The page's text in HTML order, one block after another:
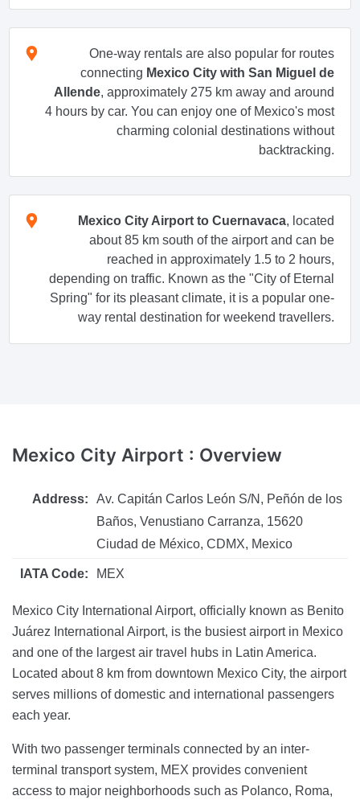
One-way rentals are also popular for routes
connecting Mexico City with San Miguel de
Allende, approximately 275 km away and around
4 hours by car. You can enjoy one of Mexico's most
charming colonial destinations without
backtracking.
Mexico City Airport to Cuernavaca, located
about 85 km south of the airport and can be
reached in approximately 1.5 to 2 hours,
depending on traffic. Known as the "City of Eternal
Spring" for its pleasant climate, it is a popular one-
way rental destination for weekend travellers.
Mexico City Airport : Overview
Address:
Av. Capitán Carlos León S/N, Peñón de los
Baños, Venustiano Carranza, 15620
Ciudad de México, CDMX, Mexico
IATA Code: MEX
Mexico City International Airport, officially known as Benito
Juárez International Airport, is the busiest airport in Mexico
and one of the largest air travel hubs in Latin America.
Located about 8 km from downtown Mexico City, the airport
serves millions of domestic and international passengers
each year.
With two passenger terminals connected by an inter-
terminal transport system, MEX provides convenient
access to major neighborhoods such as Polanco, Roma,